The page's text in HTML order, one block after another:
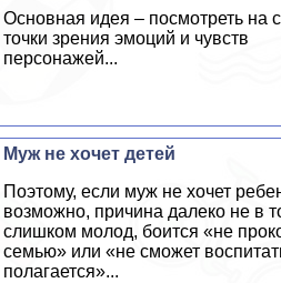
Основная идея – посмотреть на
точки зрения эмоций и чувств
персонажей...
Муж не хочет детей
Поэтому, если муж не хочет
возможно, причина далеко не в
слишком молод, боится «не
семью» или «не сможет
полагается»...